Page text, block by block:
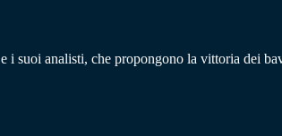
e i suoi analisti, che propongono la vittoria dei